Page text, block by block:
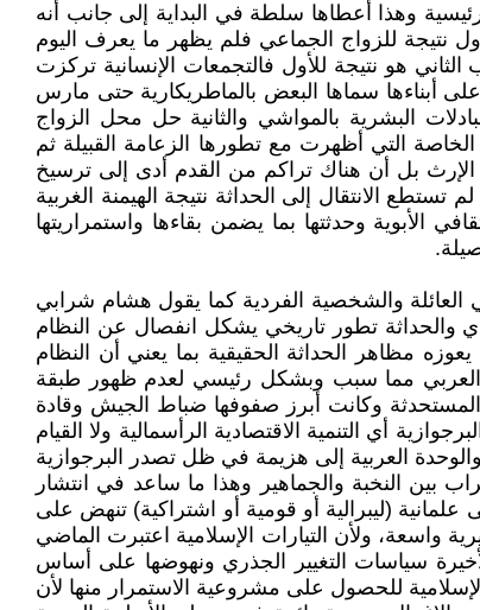
وهذا أعطاها سلطة في البداية إلى جانب أنه
نتيجة للزواج الجماعي فلم يظهر ما يعرف اليوم
هو نتيجة للأول فالتجمعات الإنسانية تركزت
أبناءها سماها البعض بالماطريكارية حتى مارس
البشرية بالمواشي والثانية حل محل الزواج
التي أظهرت مع تطورها الزعامة القبيلة ثم
الإرث بل أن هناك تراكم من القدم أدى إلى ترسيخ
الانتقال إلى الحداثة نتيجة الهيمنة الغربية
وحدثتها بما يضمن بقاءها واستمراريتها
العائلة والشخصية الفردية كما يقول هشام شرابي
والحداثة تطور تاريخي يشكل انفصال عن النظام
مظاهر الحداثة الحقيقية بما يعني أن النظام
العربي مما سبب وبشكل رئيسي لعدم ظهور طبقة
المستحدثة وكانت أبرز صفوفها ضباط الجيش وقادة
أي التنمية الاقتصادية الرأسمالية ولا القيام
والوحدة العربية إلى هزيمة في ظل تصدر البرجوازية
بين النخبة والجماهير وهذا ما ساعد في انتشار
(ليبرالية أو قومية أو اشتراكية) تنهض على
واسعة، ولأن التيارات الإسلامية اعتبرت الماضي
سياسات التغيير الجذري ونهوضها على أساس
للحصول على مشروعية الاستمرار منها لأن